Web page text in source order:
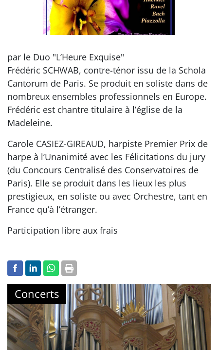
par le Duo "L’Heure Exquise"
Frédéric SCHWAB, contre-ténor issu de la Schola
Cantorum de Paris. Se produit en soliste dans de
nombreux ensembles professionnels en Europe.
Frédéric est chantre titulaire à l’église de la
Madeleine.
Carole CASIEZ-GIREAUD, harpiste Premier Prix de
harpe à l’Unanimité avec les Félicitations du jury
(du Concours Centralisé des Conservatoires de
Paris). Elle se produit dans les lieux les plus
prestigieux, en soliste ou avec Orchestre, tant en
France qu’à l’étranger.
Participation libre aux frais
Concerts